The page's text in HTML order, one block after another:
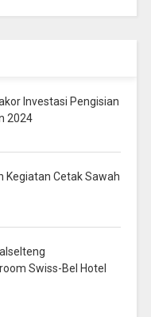
Investasi Pengisian
2024
Kegiatan Cetak Sawah
Swiss-Bel Hotel